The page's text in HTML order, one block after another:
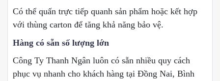
Có thể quấn trực tiếp quanh sản phẩm hoặc kết hợp
với thùng carton để tăng khả năng bảo vệ.
Hàng có sẵn số lượng lớn
Công Ty Thanh Ngân luôn có sẵn nhiều quy cách
phục vụ nhanh cho khách hàng tại Đồng Nai, Bình